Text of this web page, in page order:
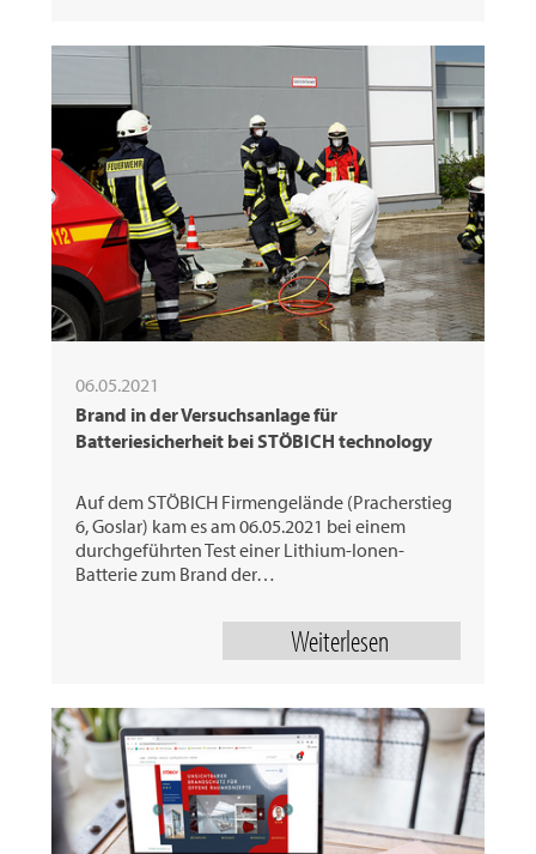
06.05.2021
Brand in der Versuchsanlage für
Batteriesicherheit bei STÖBICH technology
Auf dem STÖBICH Firmengelände (Pracherstieg
6, Goslar) kam es am 06.05.2021 bei einem
durchgeführten Test einer Lithium-Ionen-
Batterie zum Brand der…
Weiterlesen